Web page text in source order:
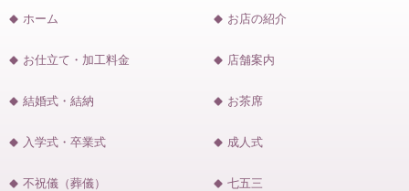
ホーム お店の紹介
お仕立て・加工料金 店舗案内
結婚式・結納 お茶席
入学式・卒業式 成人式
不祝儀（葬儀） 七五三